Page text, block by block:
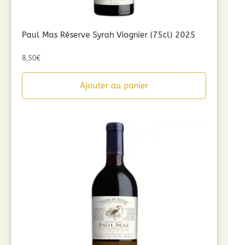
Paul Mas Réserve Syrah Viognier (75cl) 2025
8,50€
Ajouter au panier